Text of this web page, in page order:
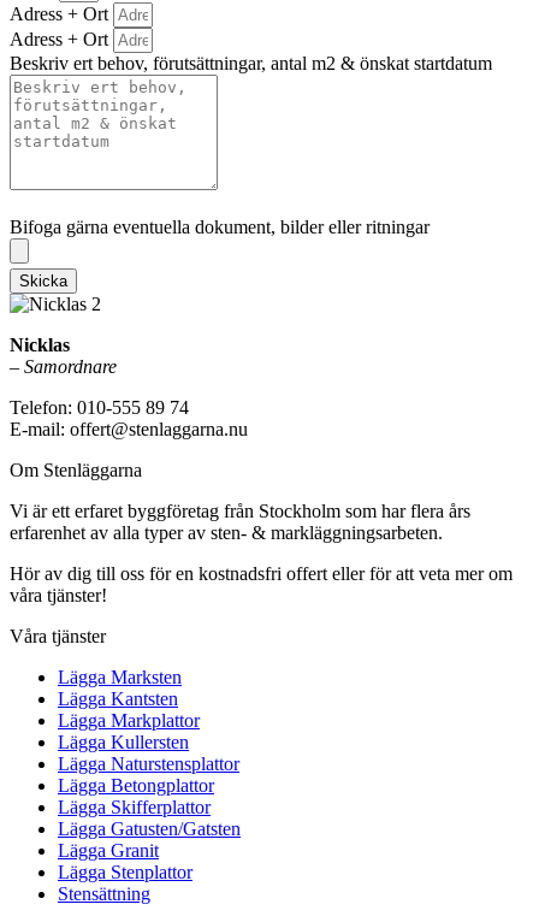
Adress + Ort
Adress + Ort
Beskriv ert behov, förutsättningar, antal m2 & önskat startdatum
Bifoga gärna eventuella dokument, bilder eller ritningar
Skicka
Nicklas
– Samordnare
Telefon: 010-555 89 74
E-mail: offert@stenlaggarna.nu
Om Stenläggarna
Vi är ett erfaret byggföretag från Stockholm som har flera års
erfarenhet av alla typer av sten- & markläggningsarbeten.
Hör av dig till oss för en kostnadsfri offert eller för att veta mer om
våra tjänster!
Våra tjänster
Lägga Marksten
Lägga Kantsten
Lägga Markplattor
Lägga Kullersten
Lägga Naturstensplattor
Lägga Betongplattor
Lägga Skifferplattor
Lägga Gatusten/Gatsten
Lägga Granit
Lägga Stenplattor
Stensättning